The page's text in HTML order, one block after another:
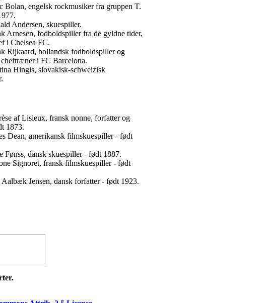
Bolan, engelsk rockmusiker fra gruppen T.
Andersen, skuespiller.
Arnesen, fodboldspiller fra de gyldne tider,
i Chelsea FC.
Rijkaard, hollandsk fodboldspiller og
i FC Barcelona.
Hingis, slovakisk-schweizisk
af Lisieux, fransk nonne, forfatter og
1873.
Dean, amerikansk filmskuespiller - født
Fønss, dansk skuespiller - født 1887.
Signoret, fransk filmskuespiller - født
Jensen, dansk forfatter - født 1923.